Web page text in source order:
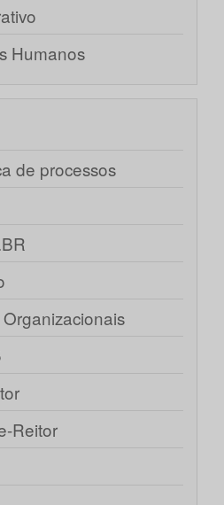
Humanos
de processos
Reitor